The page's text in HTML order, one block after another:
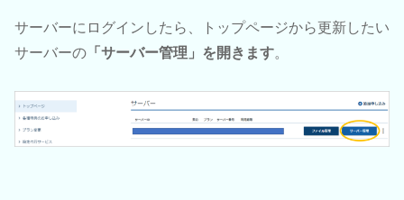
サーバーにログインしたら、トップページから更新したい
サーバーの 「サーバー管理」を開きます。